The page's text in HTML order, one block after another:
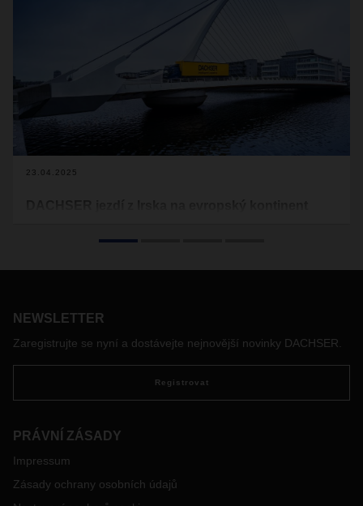
23.04.2025
pozemní cestou, přes britské území, po trase zvané
nabízí tato trasa větší flexibilitu, kratší tranzitní časy a
častější odjezdy. Společnost DACHSER je tak prvním
významným logistickým poskytovatelem, který tuto službu z
doby před brexitem opět obnovil.
NEWSLETTER
Zaregistrujte se nyní a dostávejte nejnovější novinky DACHSER.
Registrovat
PRÁVNÍ ZÁSADY
Impressum
Zásady ochrany osobních údajů